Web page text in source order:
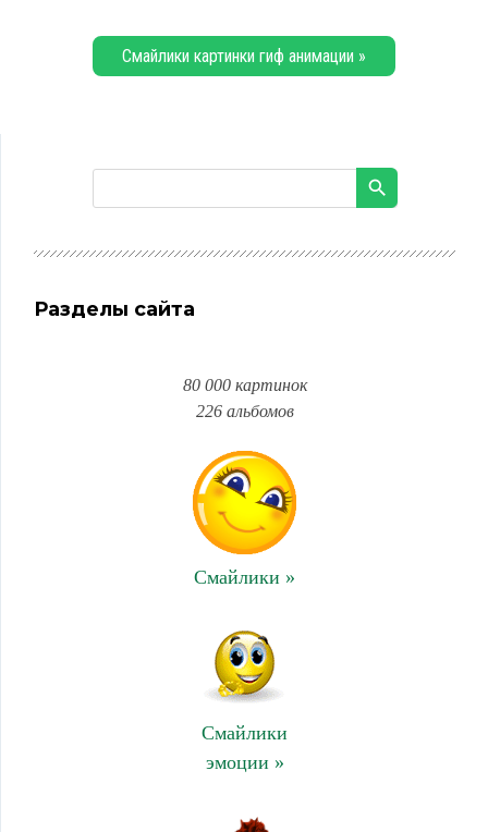
Смайлики картинки гиф анимации »
Разделы сайта
80 000 картинок
226 альбомов
Смайлики »
Смайлики
эмоции »